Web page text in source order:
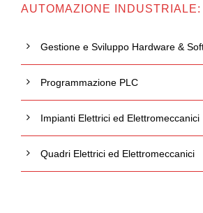
AUTOMAZIONE INDUSTRIALE:
Gestione e Sviluppo Hardware &
Programmazione PLC
Impianti Elettrici ed Elettromeccanici
Quadri Elettrici ed Elettromeccanici